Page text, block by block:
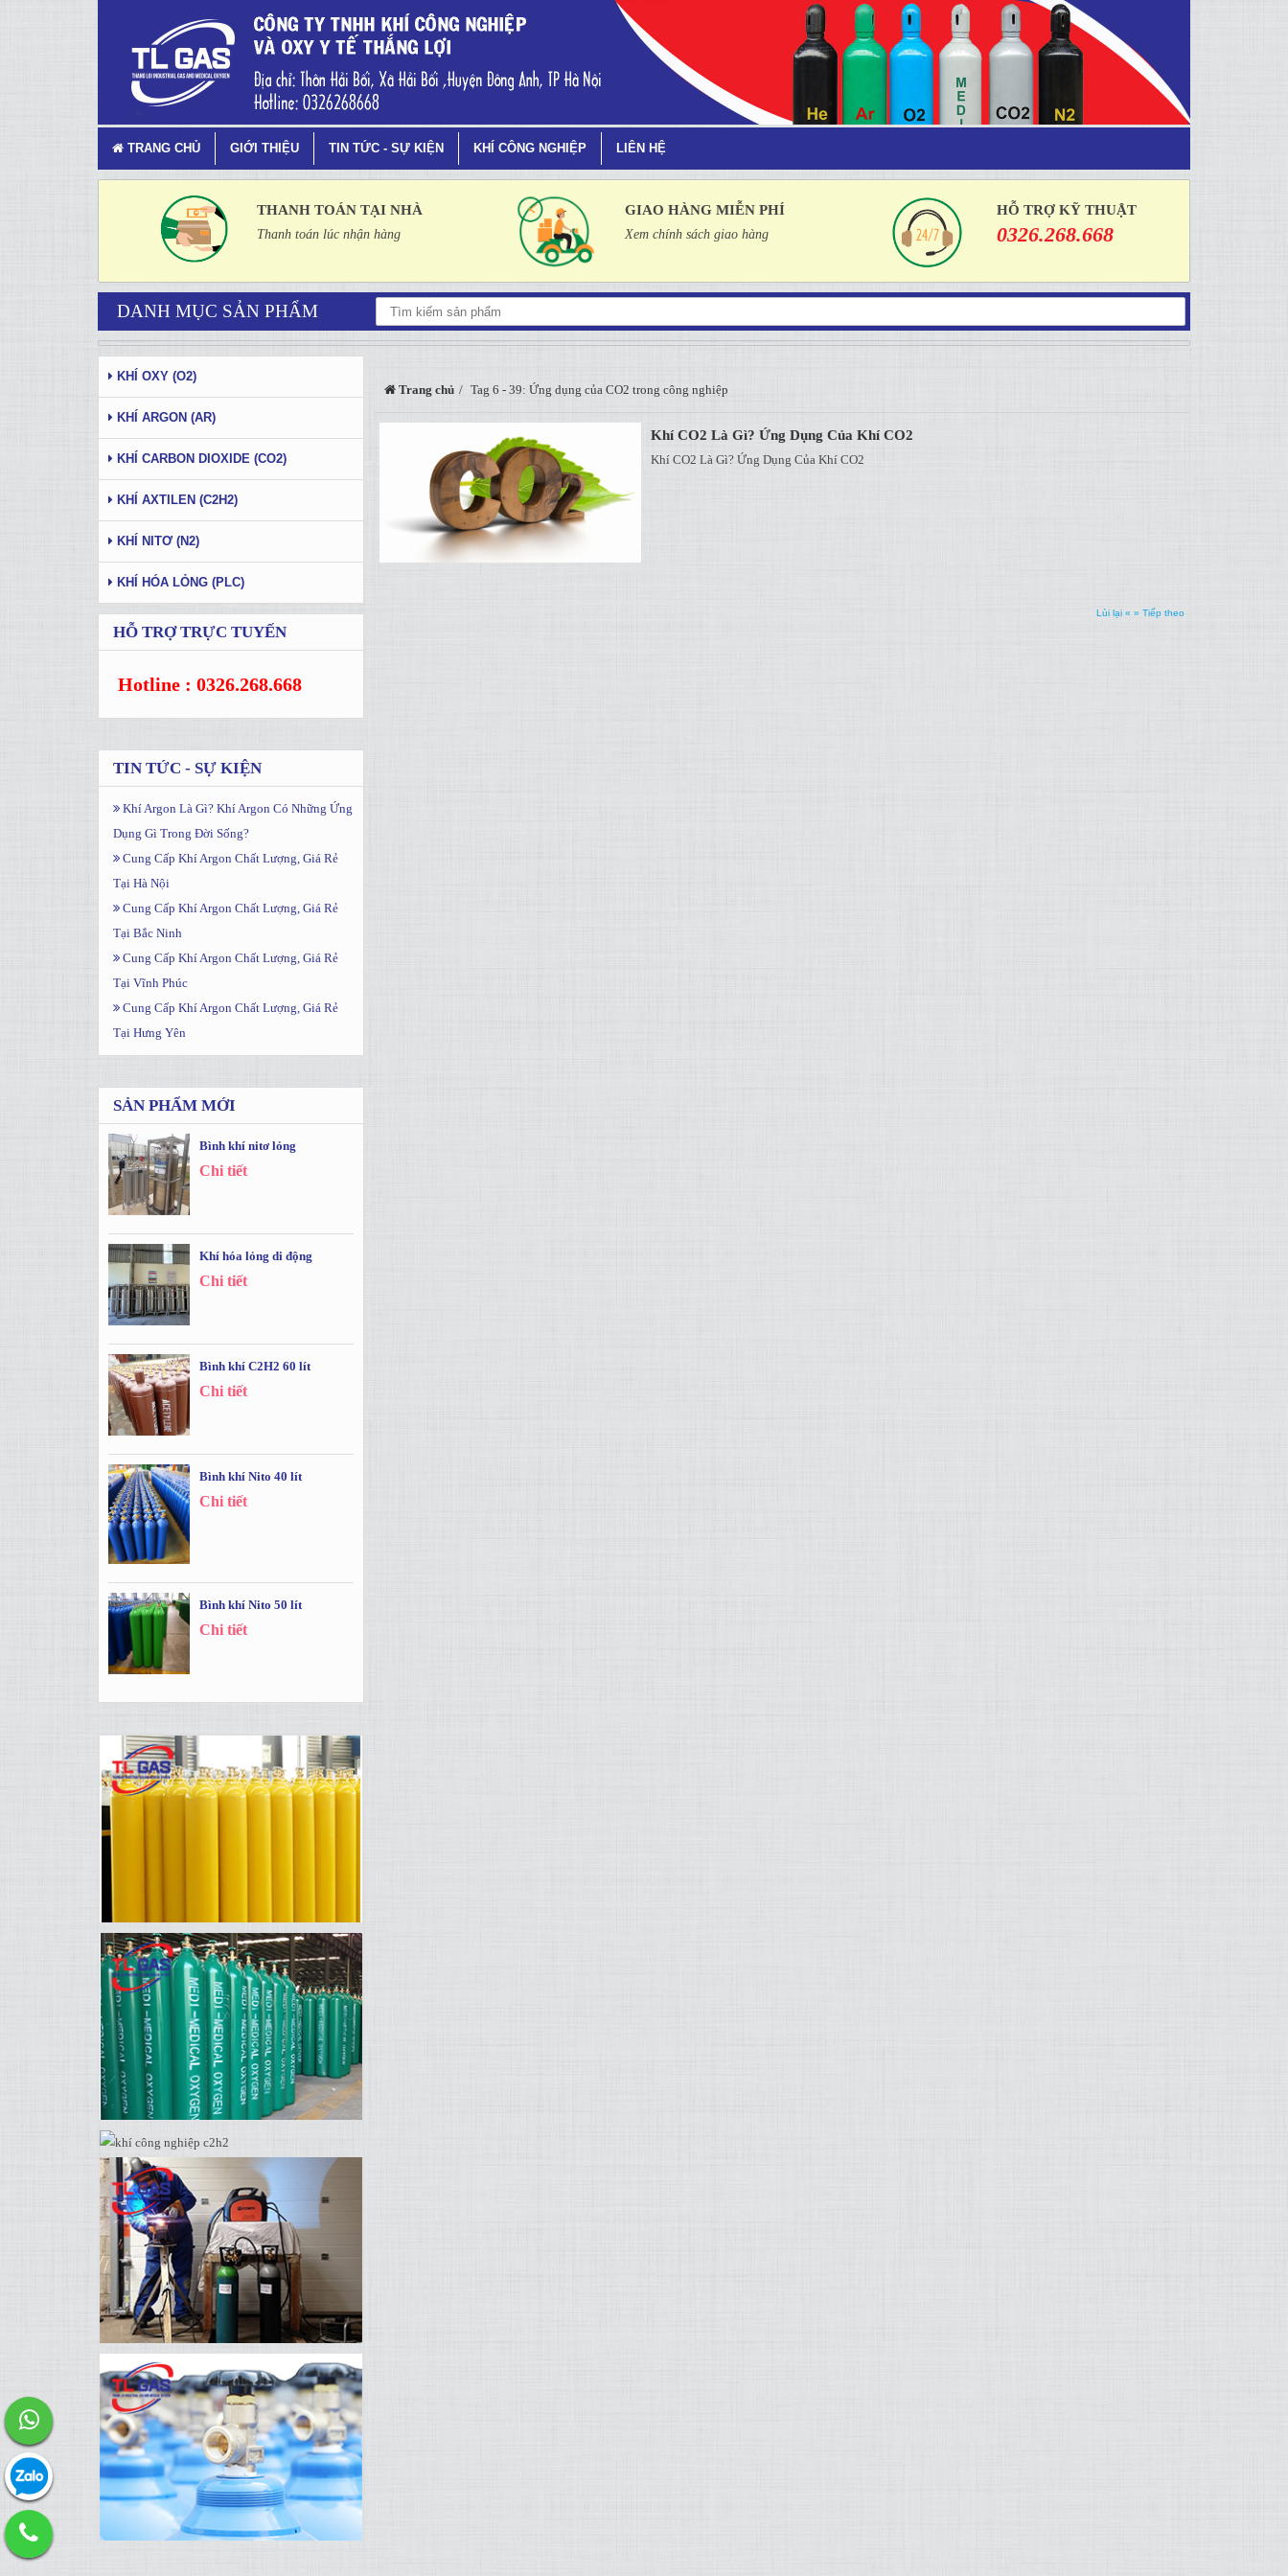
Tag 6 - 39: Ứng dụng của CO2 trong công nghiệp
TRANG CHỦ GIỚI THIỆU TIN TỨC - SỰ KIỆN KHÍ CÔNG NGHIỆP LIÊN HỆ
THANH TOÁN TẠI NHÀ
Thanh toán lúc nhận hàng
GIAO HÀNG MIỄN PHÍ
Xem chính sách giao hàng
HỖ TRỢ KỸ THUẬT
0326.268.668
DANH MỤC SẢN PHẨM
Trang chủ Tag 6 - 39: Ứng dụng của CO2 trong công nghiệp
Khí CO2 Là Gì? Ứng Dụng Của Khí CO2
Khí CO2 Là Gì? Ứng Dụng Của Khí CO2
Lùi lại « » Tiếp theo
KHÍ OXY (O2)
KHÍ ARGON (AR)
KHÍ CARBON DIOXIDE (CO2)
KHÍ AXTILEN (C2H2)
KHÍ NITƠ (N2)
KHÍ HÓA LỎNG (PLC)
HỖ TRỢ TRỰC TUYẾN
Hotline : 0326.268.668
TIN TỨC - SỰ KIỆN
Khí Argon Là Gì? Khí Argon Có Những Ứng
Dụng Gì Trong Đời Sống?
Cung Cấp Khí Argon Chất Lượng, Giá Rẻ
Tại Hà Nội
Cung Cấp Khí Argon Chất Lượng, Giá Rẻ
Tại Bắc Ninh
Cung Cấp Khí Argon Chất Lượng, Giá Rẻ
Tại Vĩnh Phúc
Cung Cấp Khí Argon Chất Lượng, Giá Rẻ
Tại Hưng Yên
SẢN PHẨM MỚI
Bình khí nitơ lỏng
Chi tiết
Khí hóa lỏng di động
Chi tiết
Bình khí C2H2 60 lít
Chi tiết
Bình khí Nito 40 lít
Chi tiết
Bình khí Nito 50 lít
Chi tiết